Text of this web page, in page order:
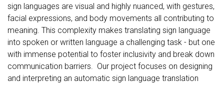
sign languages are visual and highly nuanced, with gestures,
facial expressions, and body movements all contributing to
meaning. This complexity makes translating sign language
into spoken or written language a challenging task - but one
with immense potential to foster inclusivity and break down
communication barriers. Our project focuses on designing
and interpreting an automatic sign language translation